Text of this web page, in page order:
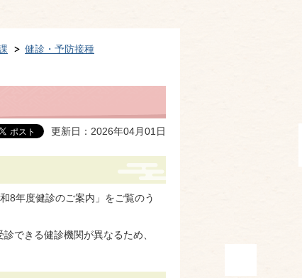
健診・予防接種
更新日：2026年04月01日
8年度健診のご案内」をご覧のう
できる健診機関が異なるため、